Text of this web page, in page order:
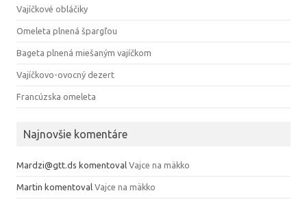
Vajíčkové obláčiky
Omeleta plnená špargľou
Bageta plnená miešaným vajíčkom
Vajíčkovo-ovocný dezert
Francúzska omeleta
Najnovšie komentáre
Mardzi@gtt.ds komentoval Vajce na mäkko
Martin komentoval Vajce na mäkko